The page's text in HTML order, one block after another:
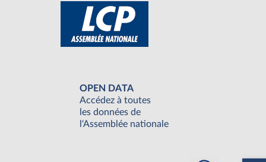
OPEN DATA
Accédez à toutes
les données de
l'Assemblée nationale